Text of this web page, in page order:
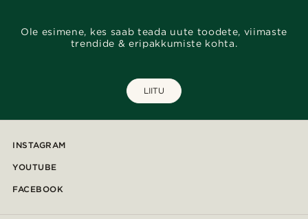
Ole esimene, kes saab teada uute toodete, viimaste
trendide & eripakkumiste kohta.
LIITU
INSTAGRAM
YOUTUBE
FACEBOOK